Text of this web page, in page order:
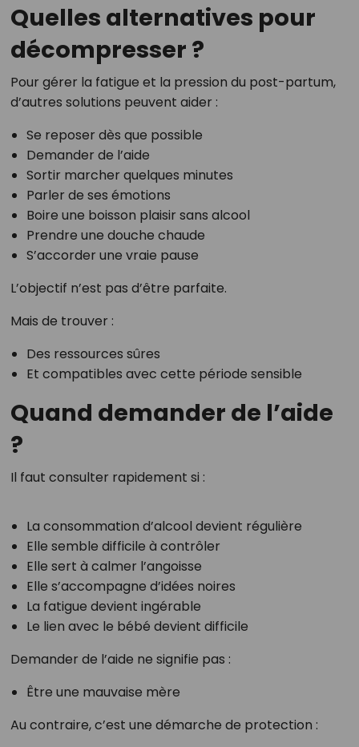
Quelles alternatives pour
décompresser ?
Pour gérer la fatigue et la pression du post-partum,
d’autres solutions peuvent aider :
Se reposer dès que possible
Demander de l’aide
Sortir marcher quelques minutes
Parler de ses émotions
Boire une boisson plaisir sans alcool
Prendre une douche chaude
S’accorder une vraie pause
L’objectif n’est pas d’être parfaite.
Mais de trouver :
Des ressources sûres
Et compatibles avec cette période sensible
Quand demander de l’aide
?
Il faut consulter rapidement si :
La consommation d’alcool devient régulière
Elle semble difficile à contrôler
Elle sert à calmer l’angoisse
Elle s’accompagne d’idées noires
La fatigue devient ingérable
Le lien avec le bébé devient difficile
Demander de l’aide ne signifie pas :
Être une mauvaise mère
Au contraire, c’est une démarche de protection :